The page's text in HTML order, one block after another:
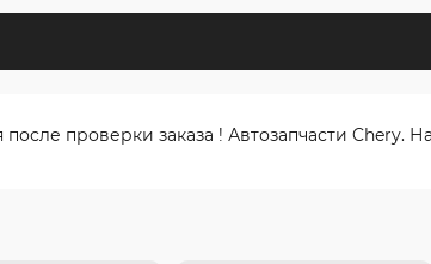
проверки заказа ! Автозапчасти Chery.